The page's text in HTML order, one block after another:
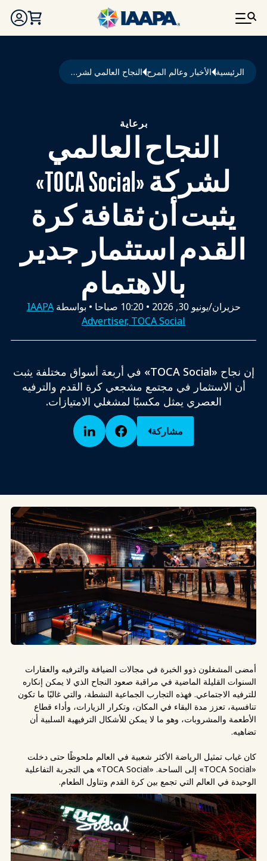
تجاوز إلى المحتوى الرئيسي
مسار التنقل
الرئيسية الأخبار وعالم المرح النجاح العالمي لشركة «TOCA Social» يثبت أن ثقافة كرة القدم استثمار جدير بالاهتمام
برعاية
النجاح العالمي
لشركة «TOCA Social»
يثبت أن ثقافة كرة
القدم استثمار جدير
بالاهتمام
حزيران/يونيو 30, 2026 •10:20 صباحا • بواسطةIAAPA
Advertiser, TOCA Social
إن نجاح «TOCA Social» في أربعة أسواق مختلفة يثبت
أن الاستثمار في مجتمع مشجعي كرة القدم والترفيه
العصري يمثل مكسبًا لمشغلي الامتيازات.
مشاركة
أمضى المشغلون ذوو الخبرة في مجالات الضيافة والترفيه والعقارات
السنوات القليلة الماضية في مراقبة صعود النجاح الذي لا يمكن إنكاره
للترفيه الاجتماعي. فهذه التجارب الجماعية النشطة، والتي غالبًا ما تكون
تنافسية، تعزز مدة البقاء في المكان، وتكرار الزيارات، وأداء قطاع
الأطعمة والمشروبات، وهو ما لا يمكن للأشكال الترفيهية السلبية أن
تضاهيه.
كان غياب تمثيل الرياضة الأكثر شعبية في العالم ملحوظًا حتى دخلت
«TOCA Social» إلى الساحة. «TOCA Social» هي التجربة التفاعلية
الوحيدة في العالم التي تجمع بين كرة القدم وتناول الطعام.